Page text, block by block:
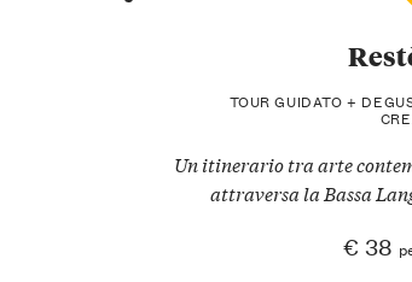
TOUR GUIDATO +
Un itinerario tra arte
attraversa la Bassa
€ 38